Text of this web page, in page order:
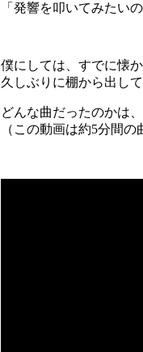
「発響を叩いてみたい
僕にしては、すでに懐
久しぶりに棚から出し
どんな曲だったのかは
（この動画は約5分間の